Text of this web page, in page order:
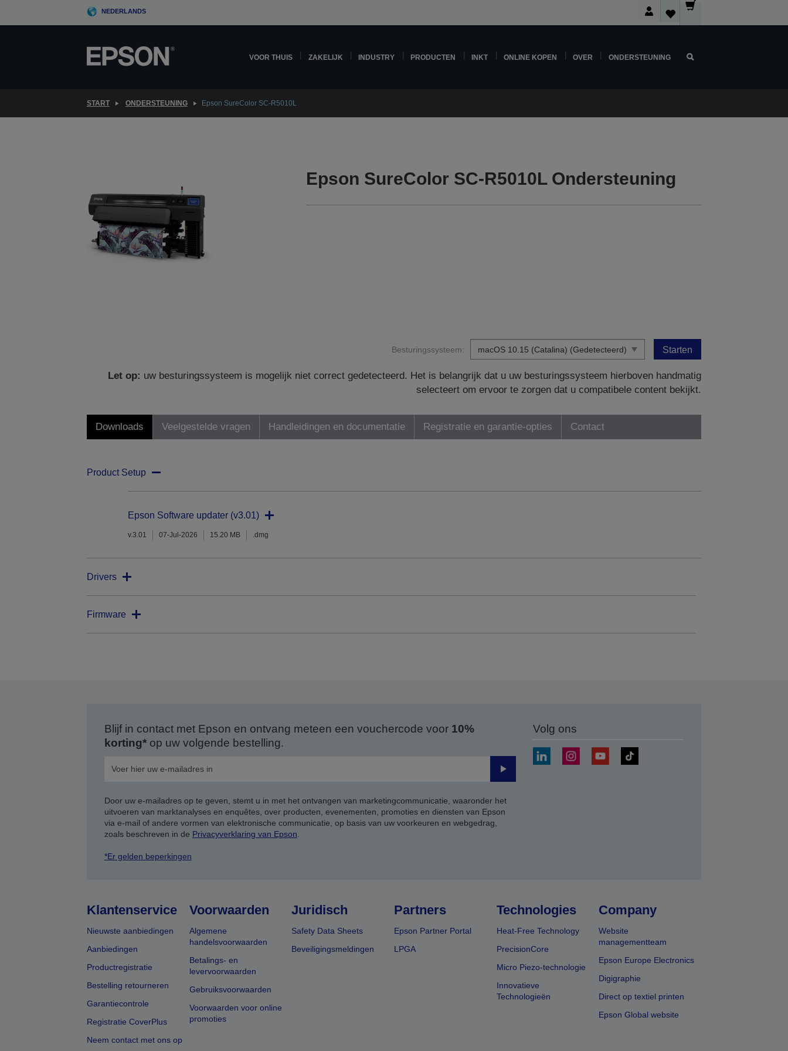
NEDERLANDS
VOOR THUIS ZAKELIJK INDUSTRY PRODUCTEN INKT ONLINE KOPEN OVER ONDERSTEUNING
START ONDERSTEUNING Epson SureColor SC-R5010L
Epson SureColor SC-R5010L Ondersteuning
Besturingssysteem: Starten
Let op: uw besturingssysteem is mogelijk niet correct gedetecteerd. Het is belangrijk dat u uw besturingssysteem hierboven handmatig
selecteert om ervoor te zorgen dat u compatibele content bekijkt.
Downloads Veelgestelde vragen Handleidingen en documentatie Registratie en garantie-opties Contact
Product Setup
Epson Software updater (v3.01)
v.3.01 07-Jul-2026 15.20 MB .dmg
Drivers
Firmware
Blijf in contact met Epson en ontvang meteen een vouchercode voor 10%
korting*op uw volgende bestelling.
Verzenden
Door uw e-mailadres op te geven, stemt u in met het ontvangen van marketingcommunicatie, waaronder het
uitvoeren van marktanalyses en enquêtes, over producten, evenementen, promoties en diensten van Epson
via e-mail of andere vormen van elektronische communicatie, op basis van uw voorkeuren en webgedrag,
zoals beschreven in de Privacyverklaring van Epson.
*Er gelden beperkingen
Volg ons
Klantenservice
Nieuwste aanbiedingen
Aanbiedingen
Productregistratie
Bestelling retourneren
Garantiecontrole
Registratie CoverPlus
Neem contact met ons op
Voorwaarden
Algemene
handelsvoorwaarden
Betalings- en
levervoorwaarden
Gebruiksvoorwaarden
Voorwaarden voor online
promoties
Juridisch
Safety Data Sheets
Beveiligingsmeldingen
Partners
Epson Partner Portal
LPGA
Technologies
Heat-Free Technology
PrecisionCore
Micro Piezo-technologie
Innovatieve
Technologieën
Company
Website
managementteam
Epson Europe Electronics
Digigraphie
Direct op textiel printen
Epson Global website